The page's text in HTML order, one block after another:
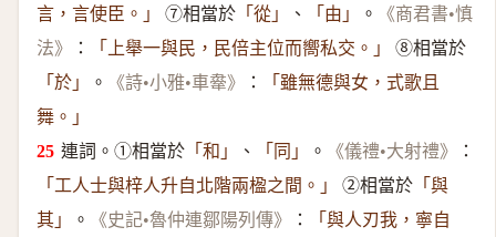
言，言使臣。」
⑦相當於 「從」 、 「由」 。
《商君書•慎
法》
： 「上舉一與民，民倍主位而嚮私交。」 ⑧相當於
「於」 。 《詩•小雅•車舝》 ：
「雖無德與女，式歌且
舞。」
連詞。①相當於「和」 、 「同」 。 《儀禮•大射禮》 ：
「工人士與梓人升自北階兩楹之間。」 ②相當於 「與
其」
。 《史記•魯仲連鄒陽列傳》 ：
「與人刃我，寧自